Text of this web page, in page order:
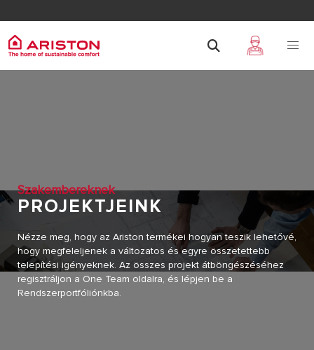
Szakembereknek
PROJEKTJEINK
Nézze meg, hogy az Ariston termékei hogyan teszik lehetővé,
hogy megfeleljenek a változatos és egyre összetettebb
telepítési igényeknek. Az összes projekt átböngészéséhez
regisztráljon a One Team oldalra, és lépjen be a
Rendszerportfóliónkba.